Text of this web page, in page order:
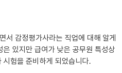
있지만 급여가 낮은 공무원 특성상
험을 준비하게 되었습니다.